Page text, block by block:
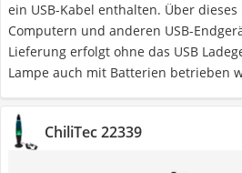
ein USB-Kabel enthalten. Über
Computern und anderen USB-
Lieferung erfolgt ohne das USB
Lampe auch mit Batterien betrieben
ChiliTec 22339